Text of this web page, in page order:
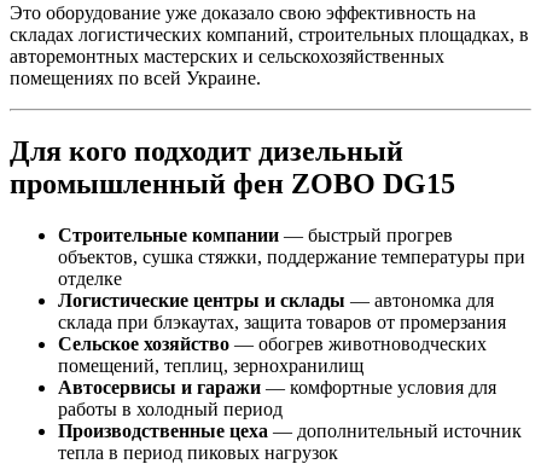
Это оборудование уже доказало свою эффективность на
складах логистических компаний, строительных площадках, в
авторемонтных мастерских и сельскохозяйственных
помещениях по всей Украине.
Для кого подходит дизельный
промышленный фен ZOBO DG15
Строительные компании — быстрый прогрев
объектов, сушка стяжки, поддержание температуры при
отделке
Логистические центры и склады — автономка для
склада при блэкаутах, защита товаров от промерзания
Сельское хозяйство — обогрев животноводческих
помещений, теплиц, зернохранилищ
Автосервисы и гаражи — комфортные условия для
работы в холодный период
Производственные цеха — дополнительный источник
тепла в период пиковых нагрузок